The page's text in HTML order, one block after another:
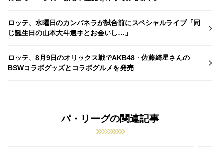
ロッテ、水曜日のカンパネラが試合前にスペシャルライブ「同
じ誕生日の山本大斗選手とお会いし…」
ロッテ、8月9日のオリックス戦でAKB48・佐藤綺星さんの
BSWコラボグッズとコラボグルメを発売
パ・リーグの関連記事